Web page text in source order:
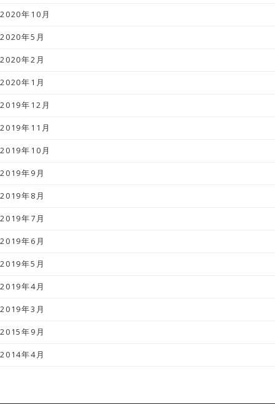
2020年10月
2020年5月
2020年2月
2020年1月
2019年12月
2019年11月
2019年10月
2019年9月
2019年8月
2019年7月
2019年6月
2019年5月
2019年4月
2019年3月
2015年9月
2014年4月